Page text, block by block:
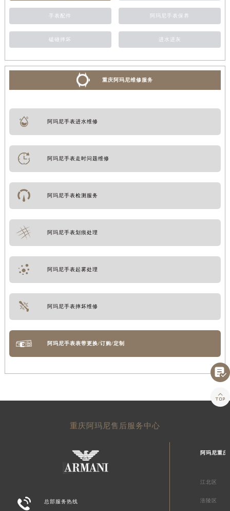
手表配件 阿玛尼手表保养
磕碰摔坏 进水进灰
重庆阿玛尼维修服务
阿玛尼手表进水维修
阿玛尼手表走时问题维修
阿玛尼手表检测服务
阿玛尼手表划痕处理
阿玛尼手表起雾处理
阿玛尼手表摔坏维修
阿玛尼手表表带更换/订购/定制
重庆阿玛尼售后服务中心
 总部服务热线
阿玛尼重
江北区
涪陵区

